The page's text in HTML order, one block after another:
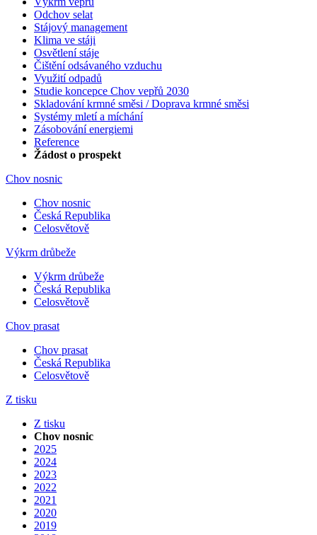
Odchov selat
Stájový management
Klima ve stáji
Osvětlení stáje
Čištění odsávaného vzduchu
Využití odpadů
Studie koncepce Chov vepřů 2030
Skladování krmné směsi / Doprava krmné směsi
Systémy mletí a míchání
Zásobování energiemi
Reference
Žádost o prospekt
Chov nosnic
Chov nosnic
Česká Republika
Celosvětově
Výkrm drůbeže
Výkrm drůbeže
Česká Republika
Celosvětově
Chov prasat
Chov prasat
Česká Republika
Celosvětově
Z tisku
Z tisku
Chov nosnic
2025
2024
2023
2022
2021
2020
2019